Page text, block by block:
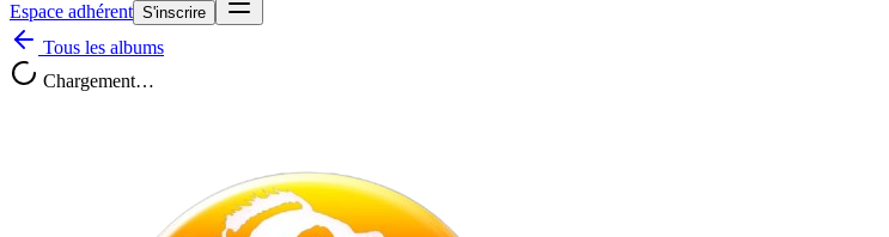
Espace adhérent S'inscrire
Tous les albums
Chargement…